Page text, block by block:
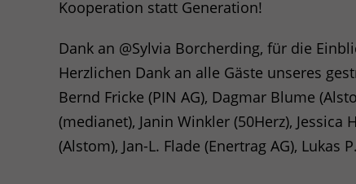
Kooperation statt Generation!
Dank an @Sylvia Borcherding, für die
Herzlichen Dank an alle Gäste unseres
Bernd Fricke (PIN AG), Dagmar Blume
(medianet), Janin Winkler (50Herz), Jessica
(Alstom), Jan-L. Flade (Enertrag AG), Lukas
Statistik(1)
Statistik Cookies erfassen
_ga(Google Analytics)
Speichert für jeden Besucher